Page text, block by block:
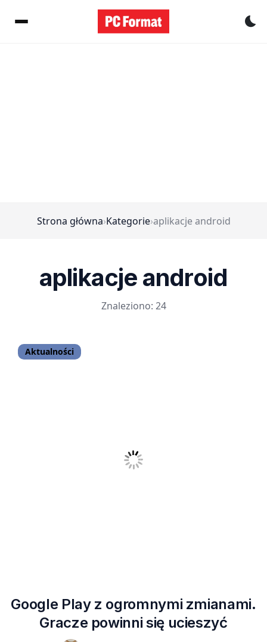
Strona główna›Kategorie›aplikacje android
aplikacje android
Znaleziono: 24
Aktualności
Google Play z ogromnymi zmianami.
Gracze powinni się ucieszyć